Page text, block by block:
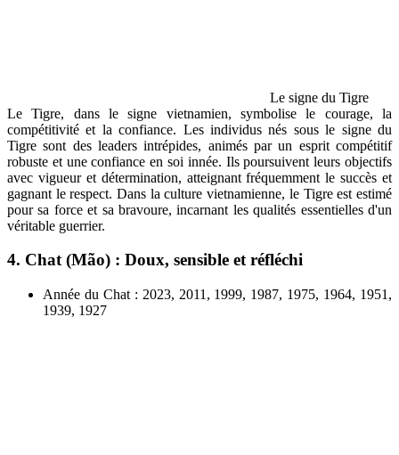
Le signe du Tigre
Le Tigre, dans le signe vietnamien, symbolise le courage, la
compétitivité et la confiance. Les individus nés sous le signe du
Tigre sont des leaders intrépides, animés par un esprit compétitif
robuste et une confiance en soi innée. Ils poursuivent leurs objectifs
avec vigueur et détermination, atteignant fréquemment le succès et
gagnant le respect. Dans la culture vietnamienne, le Tigre est estimé
pour sa force et sa bravoure, incarnant les qualités essentielles d'un
véritable guerrier.
4. Chat (Mão) : Doux, sensible et réfléchi
Année du Chat : 2023, 2011, 1999, 1987, 1975, 1964, 1951,
1939, 1927